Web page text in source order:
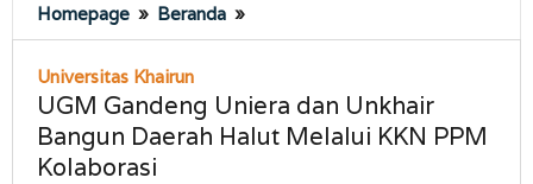
Homepage » Beranda »
Gandeng
dan
Unkhair
Bangun
Universitas Khairun
UGM Gandeng Uniera dan Unkhair
Bangun Daerah Halut Melalui KKN PPM
Kolaborasi